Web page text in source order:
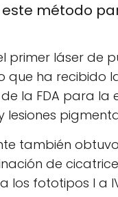
este método
primer láser de
que ha recibido
la FDA para la
lesiones
también
de
los fototipos I a